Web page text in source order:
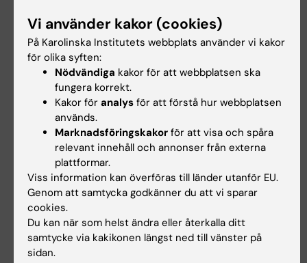
Porträtt
Hon vill avkoda hjärnan
Sherlock Holmes var en idol när hon var barn
och mamman föreslog tidigt forskaryrket.
Ändå var det ingen spikrak väg till
vetenskapen för Marie Carlén.
Vi använder kakor (cookies)
På Karolinska Institutets webbplats använder vi kakor
för olika syften:
Nödvändiga kakor för att webbplatsen ska
fungera korrekt.
Kakor för analys för att förstå hur webbplatsen
används.
Marknadsföringskakor för att visa och spåra
relevant innehåll och annonser från externa
plattformar.
Viss information kan överföras till länder utanför EU.
Genom att samtycka godkänner du att vi sparar
cookies.
Du kan när som helst ändra eller återkalla ditt
samtycke via kakikonen längst ned till vänster på
sidan.